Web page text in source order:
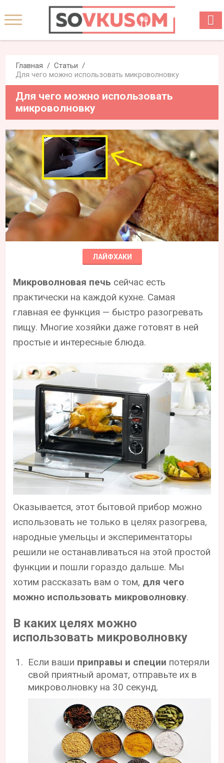
Главная
Статьи
Для чего можно использовать микроволновку
Для чего можно использовать
микроволновку
ЛАЙФХАКИ
Микроволновая печь сейчас есть
практически на каждой кухне. Самая
главная ее функция — быстро разогревать
пищу. Многие хозяйки даже готовят в ней
простые и интересные блюда.
Оказывается, этот бытовой прибор можно
использовать не только в целях разогрева,
народные умельцы и экспериментаторы
решили не останавливаться на этой простой
функции и пошли гораздо дальше. Мы
хотим рассказать вам о том, для чего
можно использовать микроволновку.
В каких целях можно
использовать микроволновку
Если ваши приправы и специи потеряли
свой приятный аромат, отправьте их в
микроволновку на 30 секунд.